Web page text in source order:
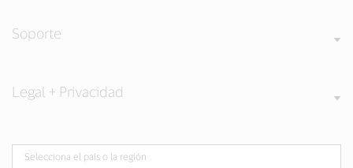
Soporte
Legal + Privacidad
Selecciona el país o la región